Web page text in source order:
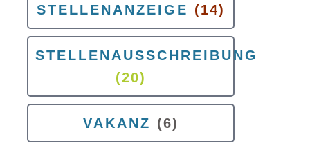
STELLENANZEIGE (14)
STELLENAUSSCHREIBUNG
(20)
VAKANZ (6)